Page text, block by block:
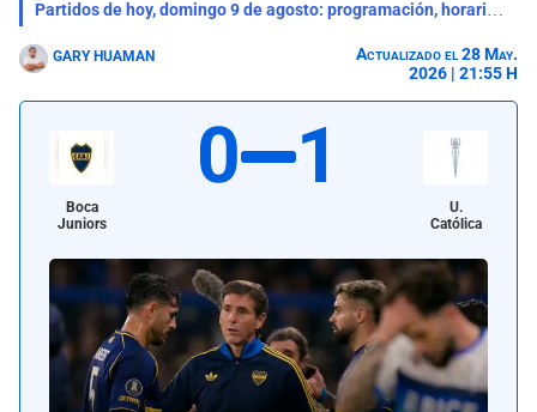
Partidos de hoy, domingo 9 de agosto: programación, horarios y canales para ver fútbol EN VIVO
GARY HUAMAN
Actualizado el 28 May.
2026 | 21:55 H
Boca
Juniors
0 1
U.
Católica